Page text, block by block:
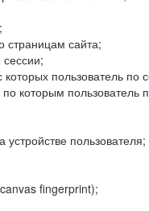
сайта;
пользователь по
которым пользователь
пользователя;
fingerprint);